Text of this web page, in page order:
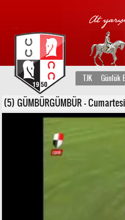
TJK Günlük
(5) GÜMBÜRGÜMBÜR -